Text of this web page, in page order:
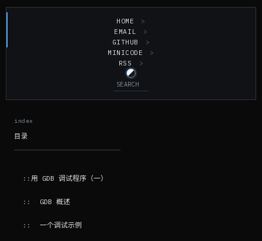
HOME
EMAIL
GITHUB
MINICODE
RSS
目录
用 GDB 调试程序（一）
GDB 概述
一个调试示例